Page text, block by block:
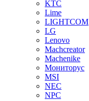
KTC
Lime
LIGHTCOM
LG
Lenovo
Machcreator
Machenike
Мониторус
MSI
NEC
NPC